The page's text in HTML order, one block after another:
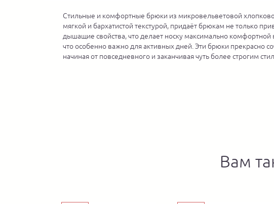
Стильные и комфортные брюки из микровельветовой
мягкой и бархатистой текстурой, придаёт брюкам не только
дышащие свойства, что делает носку максимально
что особенно важно для активных дней. Эти брюки прекрасно
начиная от повседневного и заканчивая чуть более строгим
Вам